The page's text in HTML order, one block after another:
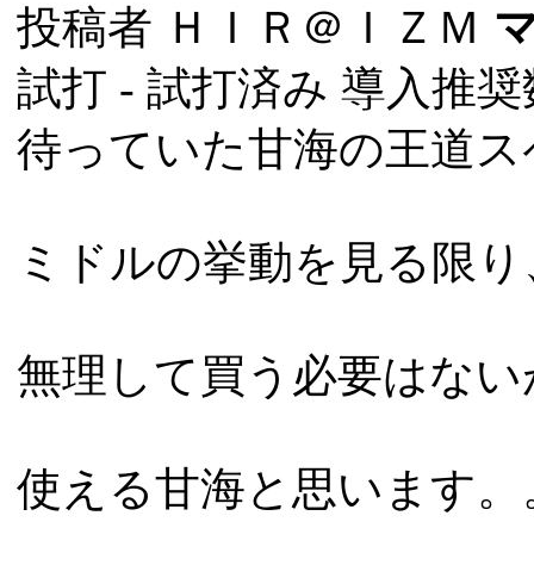
投稿者 ＨＩＲ＠ＩＺＭ
試打 - 試打済み 導入推
待っていた甘海の王道
ミドルの挙動を見る限
無理して買う必要はな
使える甘海と思います。